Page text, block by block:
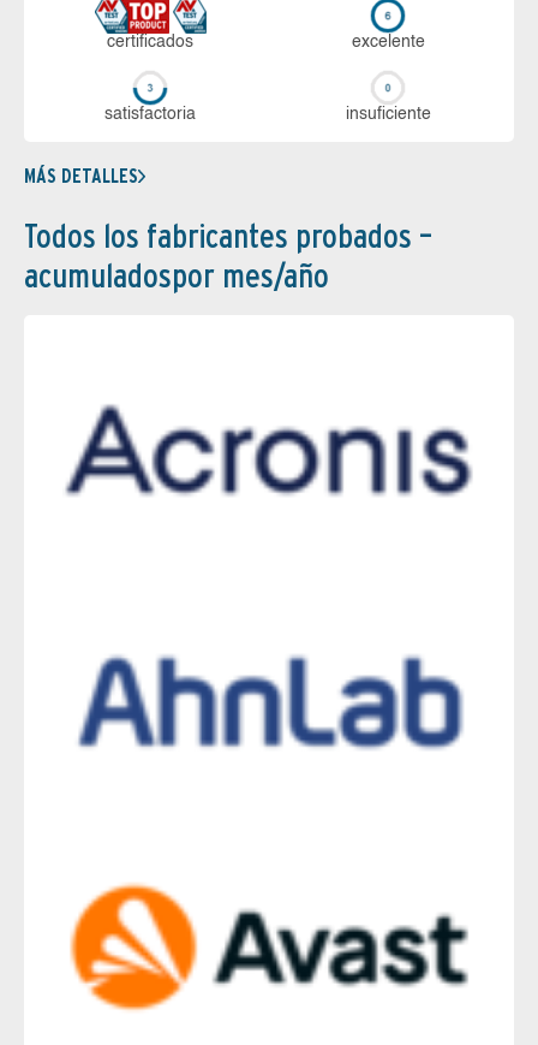
certi­ficados ex­ce­len­te
sa­tis­fac­to­ria in­su­fi­cien­te
MÁS DETALLES
Todos los fabricantes probados –
acumuladospor mes/año